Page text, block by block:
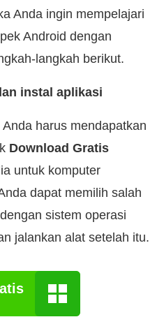
Anda ingin mempelajari
Android dengan
langkah berikut.
instal aplikasi
harus mendapatkan
Download Gratis
untuk komputer
dapat memilih salah
sistem operasi
jalankan alat setelah itu.